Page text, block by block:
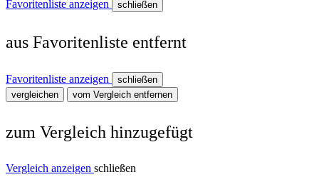
Favoritenliste anzeigen schließen
aus Favoritenliste entfernt
Favoritenliste anzeigen
schließen
vergleichen
vom Vergleich entfernen
zum Vergleich hinzugefügt
Vergleich anzeigen schließen